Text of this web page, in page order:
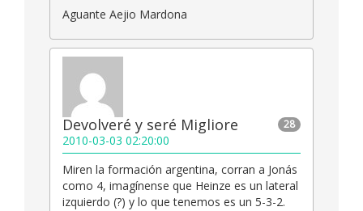
Aguante Aejio Mardona
28
Devolveré y seré Migliore
2010-03-03 02:20:00
Miren la formación argentina, corran a Jonás
como 4, imagínense que Heinze es un lateral
izquierdo (?) y lo que tenemos es un 5-3-2.